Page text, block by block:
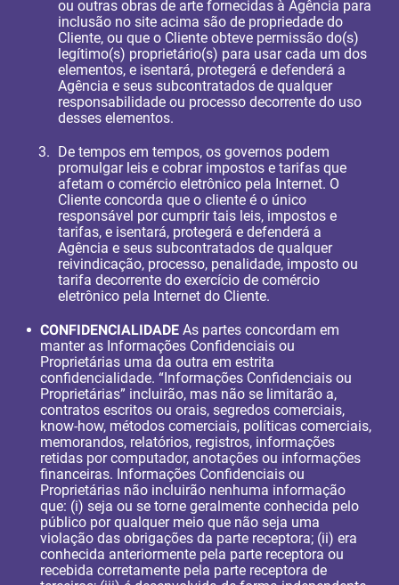
ou outras obras de arte fornecidas à Agência para
inclusão no site acima são de propriedade do
Cliente, ou que o Cliente obteve permissão do(s)
legítimo(s) proprietário(s) para usar cada um dos
elementos, e isentará, protegerá e defenderá a
Agência e seus subcontratados de qualquer
responsabilidade ou processo decorrente do uso
desses elementos.
De tempos em tempos, os governos podem
promulgar leis e cobrar impostos e tarifas que
afetam o comércio eletrônico pela Internet. O
Cliente concorda que o cliente é o único
responsável por cumprir tais leis, impostos e
tarifas, e isentará, protegerá e defenderá a
Agência e seus subcontratados de qualquer
reivindicação, processo, penalidade, imposto ou
tarifa decorrente do exercício de comércio
eletrônico pela Internet do Cliente.
CONFIDENCIALIDADE As partes concordam em
manter as Informações Confidenciais ou
Proprietárias uma da outra em estrita
confidencialidade. “Informações Confidenciais ou
Proprietárias” incluirão, mas não se limitarão a,
contratos escritos ou orais, segredos comerciais,
know-how, métodos comerciais, políticas comerciais,
memorandos, relatórios, registros, informações
retidas por computador, anotações ou informações
financeiras. Informações Confidenciais ou
Proprietárias não incluirão nenhuma informação
que: (i) seja ou se torne geralmente conhecida pelo
público por qualquer meio que não seja uma
violação das obrigações da parte receptora; (ii) era
conhecida anteriormente pela parte receptora ou
recebida corretamente pela parte receptora de